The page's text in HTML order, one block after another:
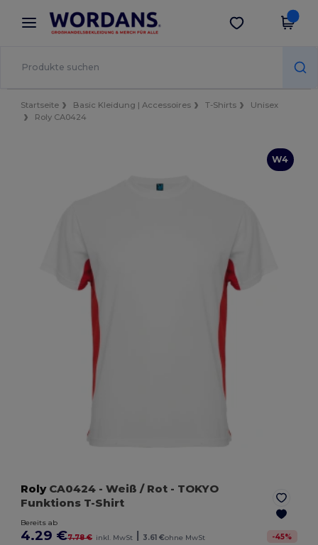
× Wordans App
Bessere Preise in der App!
App holen
Startseite Basic Kleidung | Accessoires T-Shirts
Unisex
Roly CA0424
W4
RolyCA0424 - Weiß / Rot - TOKYO
Funktions T-Shirt
Bereits ab
4.29 €7.78 € inkl. MwSt | 3.61 €ohne MwSt -45%